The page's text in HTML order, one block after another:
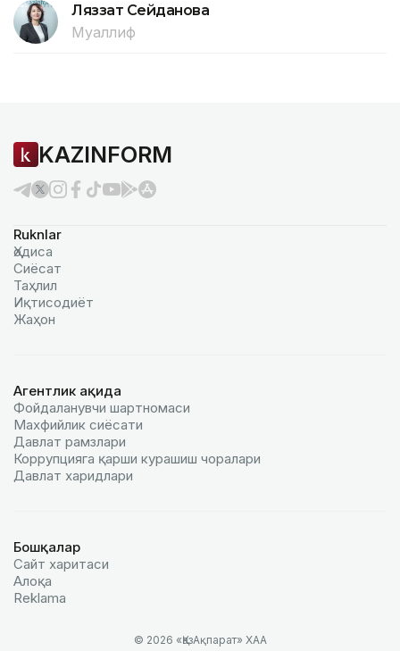
Ляззат Сейданова
Муаллиф
KAZINFORM
Ruknlar
Ҳодиса
Сиёсат
Таҳлил
Иқтисодиёт
Жаҳон
Агентлик ҳақида
Фойдаланувчи шартномаси
Махфийлик сиёсати
Давлат рамзлари
Коррупцияга қарши курашиш чоралари
Давлат харидлари
Бошқалар
Сайт харитаси
Алоқа
Reklamа
© 2026 «ҚазАқпарат» ХАА